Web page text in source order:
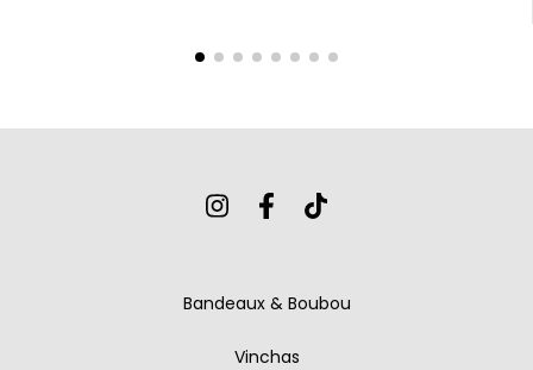
Bandeaux & Boubou
Vinchas